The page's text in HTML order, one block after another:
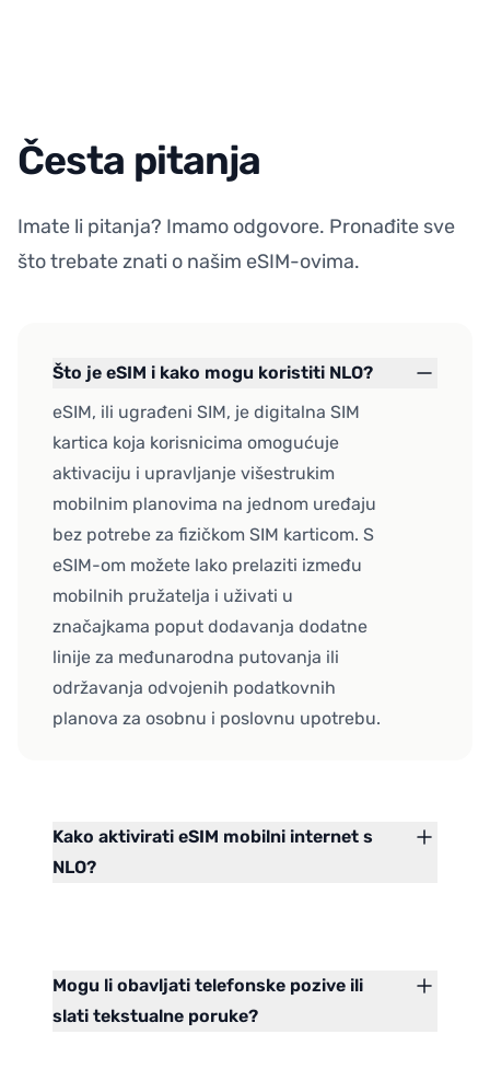
Česta pitanja
Imate li pitanja? Imamo odgovore. Pronađite sve
što trebate znati o našim eSIM-ovima.
Što je eSIM i kako mogu koristiti NLO?
eSIM, ili ugrađeni SIM, je digitalna SIM
kartica koja korisnicima omogućuje
aktivaciju i upravljanje višestrukim
mobilnim planovima na jednom uređaju
bez potrebe za fizičkom SIM karticom. S
eSIM-om možete lako prelaziti između
mobilnih pružatelja i uživati u
značajkama poput dodavanja dodatne
linije za međunarodna putovanja ili
održavanja odvojenih podatkovnih
planova za osobnu i poslovnu upotrebu.
Kako aktivirati eSIM mobilni internet s
NLO?
Mogu li obavljati telefonske pozive ili
slati tekstualne poruke?